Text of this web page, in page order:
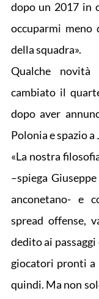
dopo un 2017 in
occuparmi
della squadra».
Qualche
cambiato il
dopo aver
Polonia e spazio a
«La nostra
–spiega
anconetano- e
spread offense,
dedito ai
giocatori pronti a
quindi. Ma non